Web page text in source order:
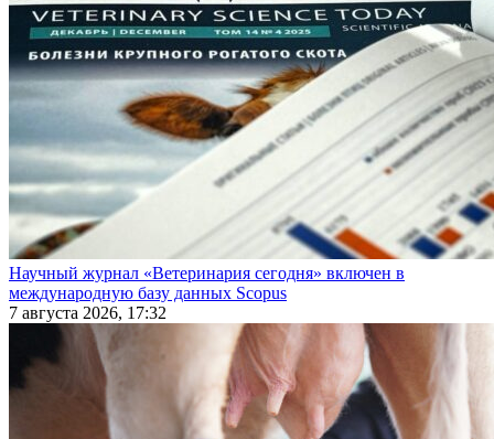
Научный журнал «Ветеринария сегодня» включен в
международную базу данных Scopus
7 августа 2026, 17:32